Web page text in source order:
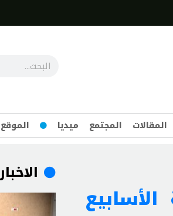
المقالات المجتمع ميديا